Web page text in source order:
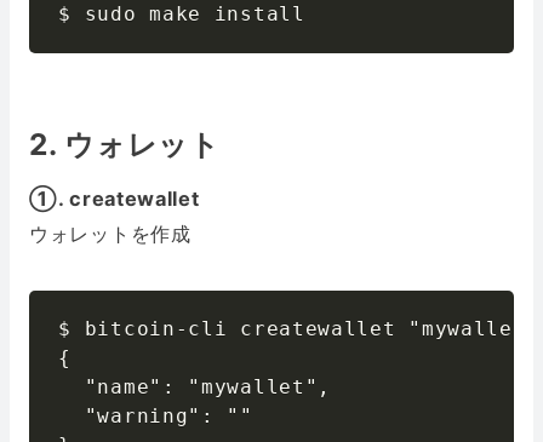
$ sudo make install
2. ウォレット
①. createwallet
ウォレットを作成
$ bitcoin-cli createwallet "mywallet"
{
  "name": "mywallet",
  "warning": ""